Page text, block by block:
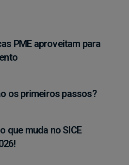
PME aproveitam para
os primeiros passos?
que muda no SICE